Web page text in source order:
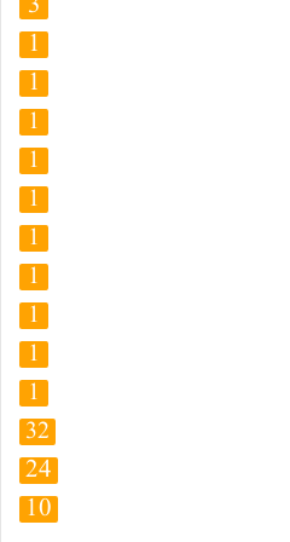
1
1
1
1
1
1
1
1
1
1
32
24
10